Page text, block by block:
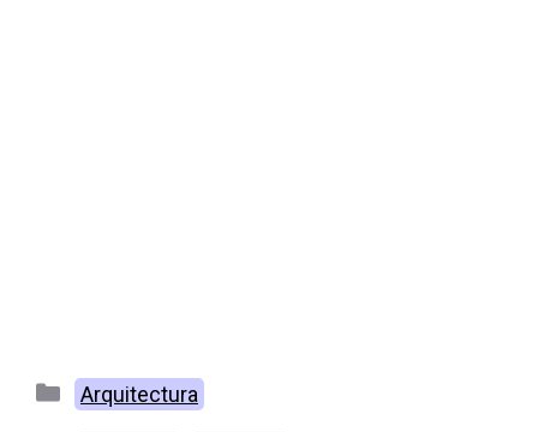
Categorías
Arquitectura